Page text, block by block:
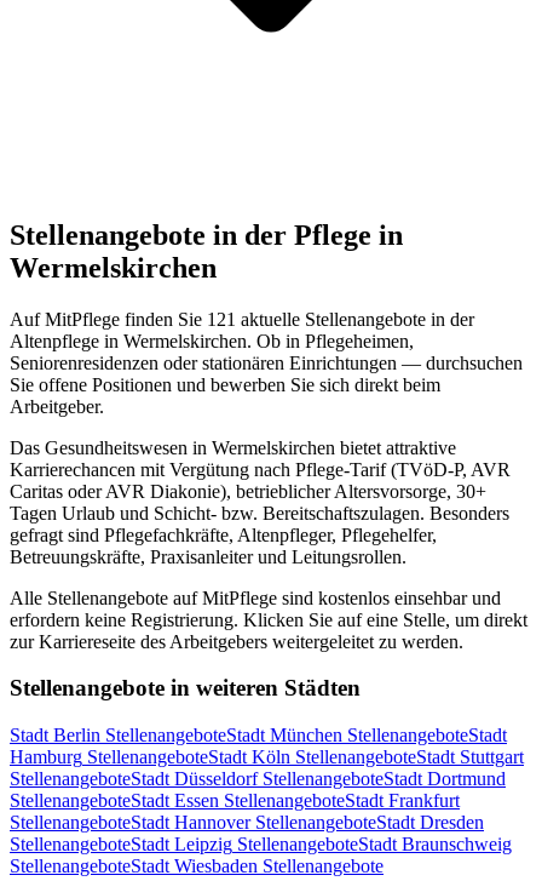
Stellenangebote in der Pflege in
Wermelskirchen
Auf MitPflege finden Sie 121 aktuelle Stellenangebote in der
Altenpflege in Wermelskirchen. Ob in Pflegeheimen,
Seniorenresidenzen oder stationären Einrichtungen — durchsuchen
Sie offene Positionen und bewerben Sie sich direkt beim
Arbeitgeber.
Das Gesundheitswesen in Wermelskirchen bietet attraktive
Karrierechancen mit Vergütung nach Pflege-Tarif (TVöD-P, AVR
Caritas oder AVR Diakonie), betrieblicher Altersvorsorge, 30+
Tagen Urlaub und Schicht- bzw. Bereitschaftszulagen. Besonders
gefragt sind Pflegefachkräfte, Altenpfleger, Pflegehelfer,
Betreuungskräfte, Praxisanleiter und Leitungsrollen.
Alle Stellenangebote auf MitPflege sind kostenlos einsehbar und
erfordern keine Registrierung. Klicken Sie auf eine Stelle, um direkt
zur Karriereseite des Arbeitgebers weitergeleitet zu werden.
Stellenangebote in weiteren Städten
Stadt Berlin StellenangeboteStadt München StellenangeboteStadt
Hamburg StellenangeboteStadt Köln StellenangeboteStadt Stuttgart
StellenangeboteStadt DüsseldorfStellenangeboteStadt Dortmund
StellenangeboteStadt Essen StellenangeboteStadt Frankfurt
StellenangeboteStadt HannoverStellenangeboteStadt Dresden
StellenangeboteStadt Leipzig StellenangeboteStadt Braunschweig
StellenangeboteStadt Wiesbaden Stellenangebote